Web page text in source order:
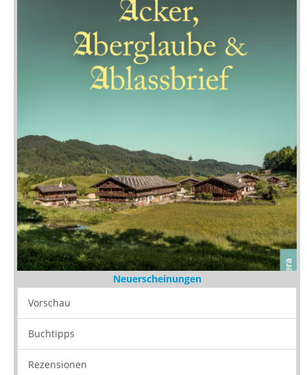
Neuerscheinungen
Vorschau
Buchtipps
Rezensionen